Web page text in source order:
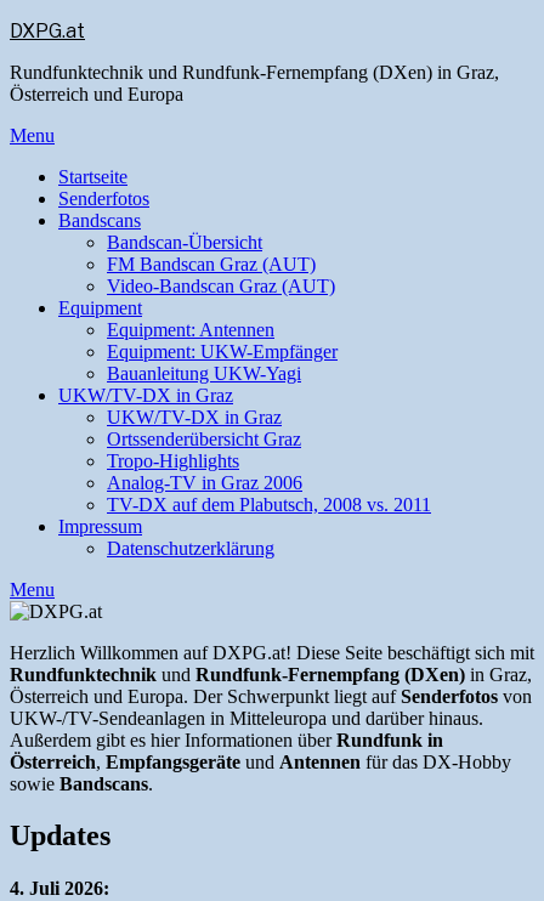
DXPG.at
Rundfunktechnik und Rundfunk-Fernempfang (DXen) in Graz,
Österreich und Europa
Menu
Startseite
Senderfotos
Bandscans
Bandscan-Übersicht
FM Bandscan Graz (AUT)
Video-Bandscan Graz (AUT)
Equipment
Equipment: Antennen
Equipment: UKW-Empfänger
Bauanleitung UKW-Yagi
UKW/TV-DX in Graz
UKW/TV-DX in Graz
Ortssenderübersicht Graz
Tropo-Highlights
Analog-TV in Graz 2006
TV-DX auf dem Plabutsch, 2008 vs. 2011
Impressum
Datenschutzerklärung
Menu
Herzlich Willkommen auf DXPG.at! Diese Seite beschäftigt sich mit
Rundfunktechnik und Rundfunk-Fernempfang (DXen) in Graz,
Österreich und Europa. Der Schwerpunkt liegt aufSenderfotos von
UKW-/TV-Sendeanlagen in Mitteleuropa und darüber hinaus.
Außerdem gibt es hier Informationen überRundfunk in
Österreich, Empfangsgeräte und Antennen für das DX-Hobby
sowie Bandscans.
Updates
4. Juli 2026: